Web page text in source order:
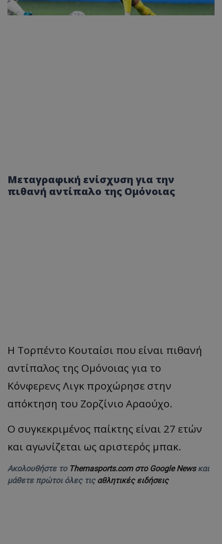
Μεταγραφική ενίσχυση για την
πιθανή αντίπαλο της Ομόνοιας
Η Τορπέντο Κουταίσι που είναι πιθανή
αντίπαλος της Ομόνοιας για το
Κόνφερενς Λιγκ προχώρησε στην
απόκτηση του Ζορζίνιο Αραούχο.
Ο συγκεκριμένος παίκτης είναι 27 ετών
και αγωνίζεται ως αριστερός μπακ.
Ακολουθήστε το Themasports.com στο Google Newsκαι
μάθετε πρώτοι όλες τις αθλητικές ειδήσεις